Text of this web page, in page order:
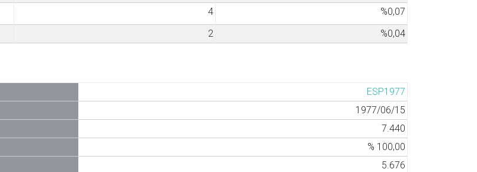
4
%0,07
2 %0,04
ESP1977
1977/06/15
7.440
% 100,00
5.676